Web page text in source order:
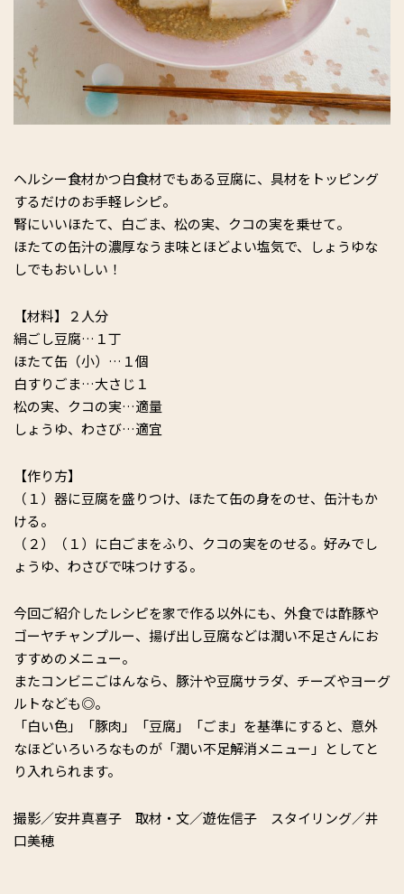
ヘルシー食材かつ白食材でもある豆腐に、具材をトッピング
するだけのお手軽レシピ。
腎にいいほたて、白ごま、松の実、クコの実を乗せて。
ほたての缶汁の濃厚なうま味とほどよい塩気で、しょうゆな
しでもおいしい！
【材料】２人分
絹ごし豆腐…１丁
ほたて缶（小）…１個
白すりごま…大さじ１
松の実、クコの実…適量
しょうゆ、わさび…適宜
【作り方】
（１）器に豆腐を盛りつけ、ほたて缶の身をのせ、缶汁もか
ける。
（２）（１）に白ごまをふり、クコの実をのせる。好みでし
ょうゆ、わさびで味つけする。
今回ご紹介したレシピを家で作る以外にも、外食では酢豚や
ゴーヤチャンプルー、揚げ出し豆腐などは潤い不足さんにお
すすめのメニュー。
またコンビニごはんなら、豚汁や豆腐サラダ、チーズやヨーグ
ルトなども◎。
「白い色」「豚肉」「豆腐」「ごま」を基準にすると、意外
なほどいろいろなものが「潤い不足解消メニュー」としてと
り入れられます。
撮影／安井真喜子 取材・文／遊佐信子 スタイリング／井
口美穂